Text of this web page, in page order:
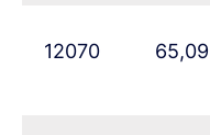
12070 65,09